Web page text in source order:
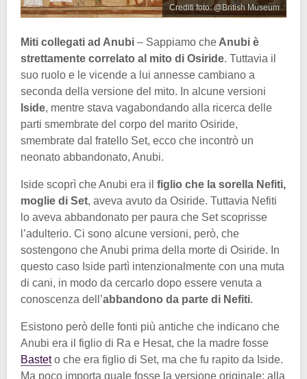
Crediti foto: @British Museum
Miti collegati ad Anubi – Sappiamo che Anubi è
strettamente correlato al mito di Osiride. Tuttavia il
suo ruolo e le vicende a lui annesse cambiano a
seconda della versione del mito. In alcune versioni
Iside, mentre stava vagabondando alla ricerca delle
parti smembrate del corpo del marito Osiride,
smembrate dal fratello Set, ecco che incontrò un
neonato abbandonato, Anubi.
Iside scoprì che Anubi era il figlio che la sorella Nefiti,
moglie di Set, aveva avuto da Osiride. Tuttavia Nefiti
lo aveva abbandonato per paura che Set scoprisse
l’adulterio. Ci sono alcune versioni, però, che
sostengono che Anubi prima della morte di Osiride. In
questo caso Iside partì intenzionalmente con una muta
di cani, in modo da cercarlo dopo essere venuta a
conoscenza dell’abbandono da parte di Nefiti.
Esistono però delle fonti più antiche che indicano che
Anubi era il figlio di Ra e Hesat, che la madre fosse
Basteto che era figlio di Set, ma che fu rapito da Iside.
Ma poco importa quale fosse la versione originale: alla